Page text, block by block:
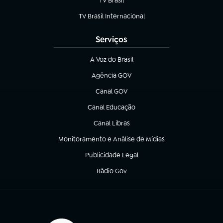
(abre em nova aba)
TV Brasil Internacional
(abre em nova aba)
Serviços
A Voz do Brasil
(abre em nova aba)
Agência GOV
(abre em nova aba)
Canal GOV
(abre em nova aba)
Canal Educação
(abre em nova aba)
Canal Libras
(abre em nova aba)
Monitoramento e Análise de Mídias
(abre em nova aba)
Publicidade Legal
(abre em nova aba)
Rádio Gov
(abre em nova aba)